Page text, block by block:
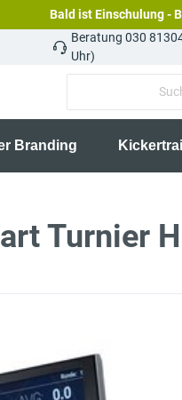
Bald ist Einschulung -
Beratung 030
Uhr)
Branding
Turnier